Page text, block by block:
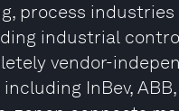
process industries
industrial
vendor-
InBev, ABB,